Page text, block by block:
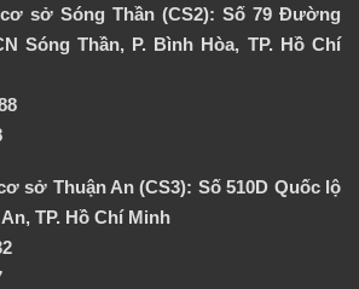
sở Sóng Thần (CS2): Số 79 Đường
Sóng Thần, P. Bình Hòa, TP. Hồ Chí
sở Thuận An (CS3): Số 510D Quốc lộ
An, TP. Hồ Chí Minh